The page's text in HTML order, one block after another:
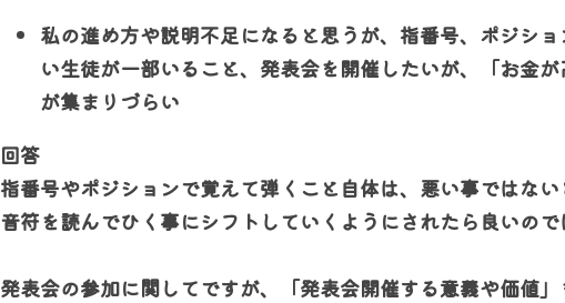
私の進め方や説明不足になると思うが、指番号、ポジシ
い生徒が一部いること、発表会を開催したいが、「お金
が集まりづらい
回答
指番号やポジションで覚えて弾くこと自体は、悪い事ではな
音符を読んでひく事にシフトしていくようにされたら良いので
発表会の参加に関してですが、「発表会開催する意義や価値